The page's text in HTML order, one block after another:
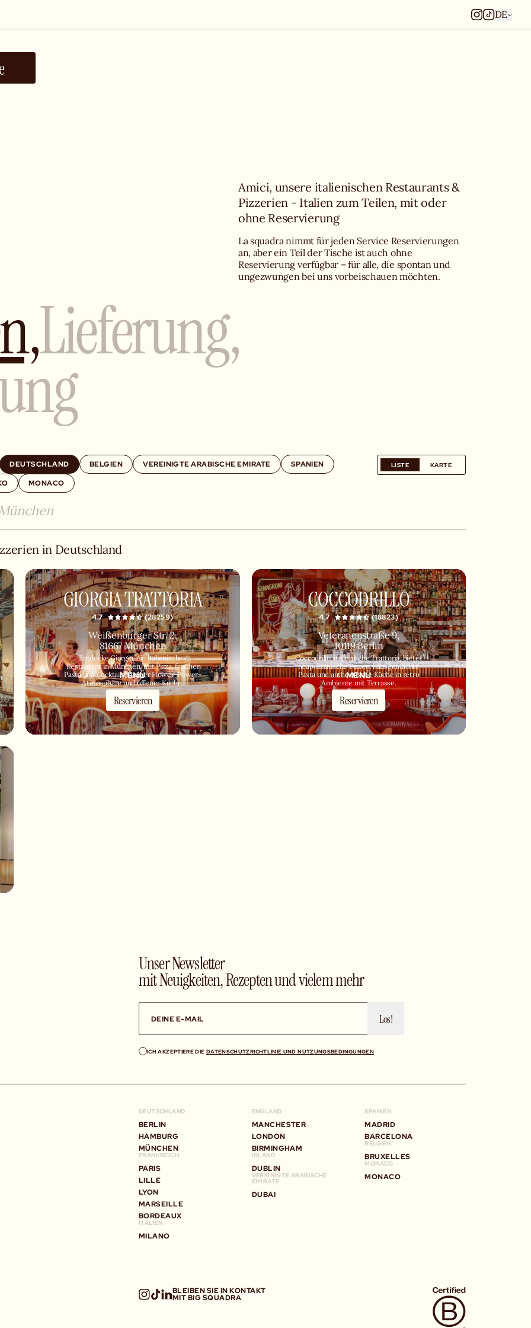
DE
Amici, unsere italienischen Restaurants &
Pizzerien - Italien zum Teilen, mit oder
ohne Reservierung
La squadra nimmt für jeden Service Reservierungen
an, aber ein Teil der Tische ist auch ohne
Reservierung verfügbar – für alle, die spontan und
ungezwungen bei uns vorbeischauen möchten.
Lieferung,
DEUTSCHLAND BELGIEN VEREINIGTE ARABISCHE EMIRATE SPANIEN
MONACO
LISTE KARTE
in Deutschland
MENÜ
Reservieren
GIORGIA TRATTORIA
4.7 (28259)
Weißenburger Str. 2,
81667 München
Entdecke Giorgia, ein italienisches
Restaurant in München, mit Pizza, frischer
Pasta und Cocktails in einer Flower-Power-
Atmosphäre und offener Küche.
MENÜ
Reservieren
COCCODRILLO
4.7 (18823)
Veteranenstraße 9,
10119 Berlin
Coccodrillo, italienische Trattoria, bietet
neapolitanische Pizzen, hausgemachte
Pasta und authentische Küche in retro
Ambiente mit Terrasse.
Unser Newsletter
mit Neuigkeiten, Rezepten und vielem mehr
Los!
ICH AKZEPTIERE DIE DATENSCHUTZRICHTLINIE UND NUTZUNGSBEDINGUNGEN
DEUTSCHLAND
BERLIN
HAMBURG
MÜNCHEN
FRANKREICH
PARIS
LILLE
LYON
MARSEILLE
BORDEAUX
ITALIEN
MILANO
ENGLAND
MANCHESTER
LONDON
BIRMINGHAM
IRLAND
DUBLIN
VEREINIGTE ARABISCHE
EMIRATE
DUBAI
SPANIEN
MADRID
BARCELONA
BELGIEN
BRUXELLES
MONACO
MONACO
BLEIBEN SIE IN KONTAKT
MIT BIG SQUADRA